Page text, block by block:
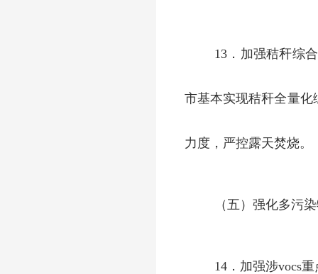
13．加强秸秆综
市基本实现秸秆全量化
力度，严控露天焚烧。
（五）强化多污
14．加强涉vocs